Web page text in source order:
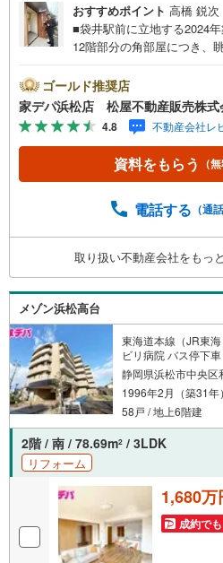
おすすめポイント 高橋 鋭次
■袋井駅前に立地する2024
12階部分の角部屋につき、
揃った住環境で快適に暮ら
家デパのつよみ●・浜松市中
物件を取り扱っています！
さい。新築戸建、中古戸建
様のご希望に合わせてご提
フォーム実績多数！中古物
コストで、新築同様の快適
来場ください。・営業時間
（定休日:水曜日）この時間
スムーズにご案内できます
もしくはお気軽にお電話く
ゴールド推奨店
家デパ浜松店 松屋不動産販売株式
4.8 不動産会社レ
資料をもらう （
電話する （通
取り扱い不動産会社をもっ
メゾン浜松高台
東海道本線（JR東
ビリ病院 バス停下
静岡県浜松市中央区
1996年2月（築31年）
58戸 / 地上6階建
2階 / 南 / 78.69m2 / 3LDK
リフォーム
1,680万
成約で